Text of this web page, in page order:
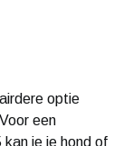
optie
een
je je hond of